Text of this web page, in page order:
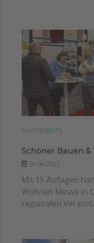
BAUPROJEKTE
Schöner Bauen &
26.04.2023
Mit 15 Auflagen
Wohnen Messe in
regionalen